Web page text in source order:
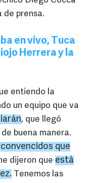
de prensa.
en vivo, Tuca
Herrera y la
entiendo la
un equipo que va
, que llegó
buena manera.
que
dijeron que está
Tenemos las